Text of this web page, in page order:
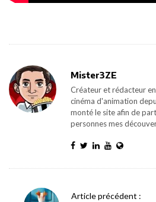
Mister3ZE
Créateur et rédacteur
cinéma d'animation
monté le site afin de
personnes mes
Article précédent :